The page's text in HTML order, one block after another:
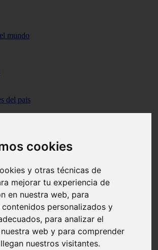
cookies
y otras técnicas de
mejorar tu experiencia de
en nuestra web, para
personalizados y
para analizar el
web y para comprender
nuestros visitantes.
mundo
del pais